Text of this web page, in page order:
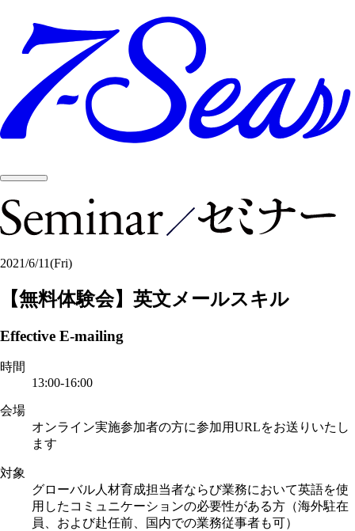
2021/6/11(Fri)
【無料体験会】英文メールスキル
Effective E-mailing
時間
13:00-16:00
会場
オンライン実施参加者の方に参加用URLをお送りいたし
ます
対象
グローバル人材育成担当者ならび業務において英語を使
用したコミュニケーションの必要性がある方 （海外駐在
員、および赴任前、国内での業務従事者も可）